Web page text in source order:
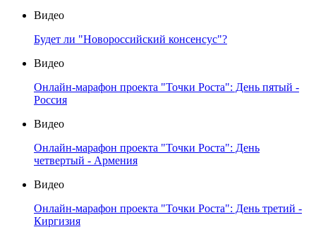
Видео
Будет ли "Новороссийский консенсус"?
Видео
Онлайн-марафон проекта "Точки Роста": День пятый -
Россия
Видео
Онлайн-марафон проекта "Точки Роста": День
четвертый - Армения
Видео
Онлайн-марафон проекта "Точки Роста": День третий -
Киргизия